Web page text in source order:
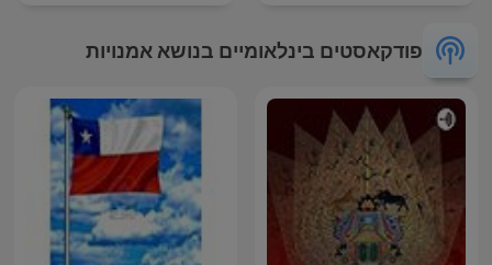
פודקאסטים בינלאומיים בנושא אמנויות